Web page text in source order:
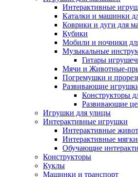
Интерактивные
Каталки и машинки
Коврики и дуги для
Кубики
Мобили и ночники
Музыкальные
Гитары
Мячи и Животные-
Погремушки и
Развивающие
Конструкторы
Развивающие
Игрушки для улицы
Интерактивные игрушки
Интерактивные
Интерактивные
Обучающие
Конструкторы
Куклы
Машинки и транспорт